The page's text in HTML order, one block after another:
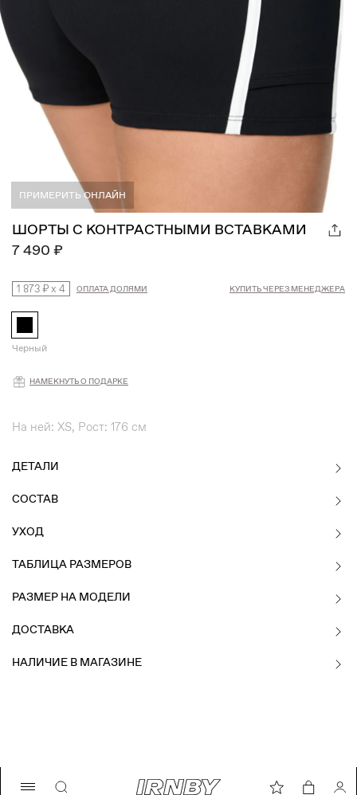
ПРИМЕРИТЬ ОНЛАЙН
ШОРТЫ С КОНТРАСТНЫМИ ВСТАВКАМИ
7 490 ₽
1 873 ₽x 4 ОПЛАТА ДОЛЯМИ КУПИТЬ ЧЕРЕЗ МЕНЕДЖЕРА
Черный
Намекнуть о подарке
НАМЕКНУТЬ О ПОДАРКЕ
На ней: XS, Рост: 176 см
ДЕТАЛИ
СОСТАВ
УХОД
ТАБЛИЦА РАЗМЕРОВ
РАЗМЕР НА МОДЕЛИ
ДОСТАВКА
НАЛИЧИЕ В МАГАЗИНЕ